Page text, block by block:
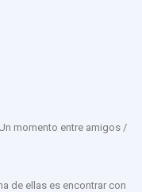
momento entre amigos /
de ellas es encontrar con